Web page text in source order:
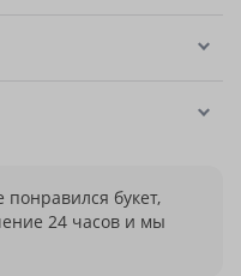
букет,
24 часов и мы